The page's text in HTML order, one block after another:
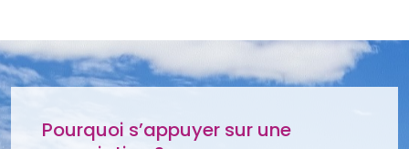
Pourquoi s’appuyer sur une